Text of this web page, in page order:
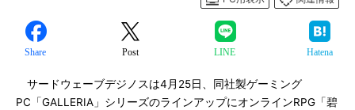
Share Post LINE Hatena
サードウェーブデジノスは4月25日、同社製ゲーミング
PC「GALLERIA」シリーズのラインアップにオンラインRPG「碧